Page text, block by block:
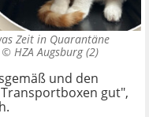
Zeit in Quarantäne
© HZA Augsburg (2)
und den
gut",